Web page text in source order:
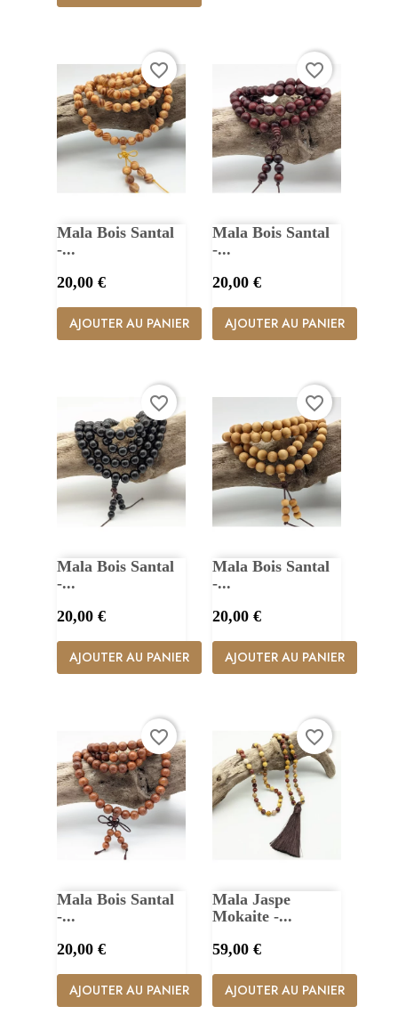
Mala Bois Santal
-...
Prix
20,00 €
AJOUTER AU PANIER
favorite_border
Mala Bois Santal
-...
Prix
20,00 €
AJOUTER AU PANIER
favorite_border
Mala Bois Santal
-...
Prix
20,00 €
AJOUTER AU PANIER
favorite_border
Mala Bois Santal
-...
Prix
20,00 €
AJOUTER AU PANIER
favorite_border
Mala Bois Santal
-...
Prix
20,00 €
AJOUTER AU PANIER
favorite_border
Mala Jaspe
Mokaite -...
Prix
59,00 €
AJOUTER AU PANIER
favorite_border